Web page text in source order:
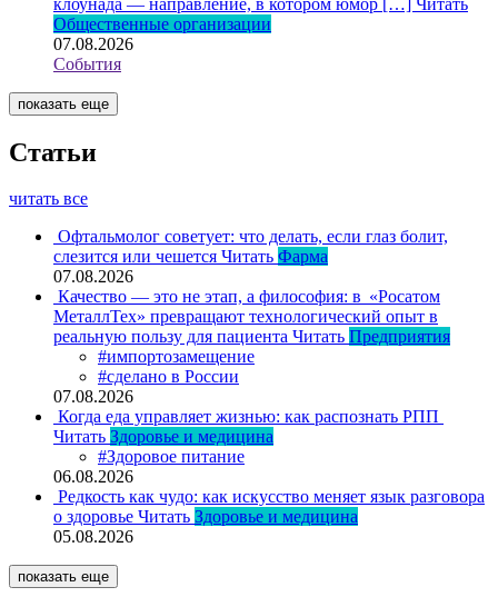
Общественные организации
07.08.2026
События
показать еще
Статьи
читать все
Офтальмолог советует: что делать, если глаз болит,
слезится или чешется Читать Фарма
07.08.2026
Качество — это не этап, а философия: в «Росатом
МеталлТех» превращают технологический опыт в
реальную пользу для пациента Читать Предприятия
#импортозамещение
#сделано в России
07.08.2026
Когда еда управляет жизнью: как распознать РПП
Читать Здоровье и медицина
#Здоровое питание
06.08.2026
Редкость как чудо: как искусство меняет язык разговора
о здоровье Читать Здоровье и медицина
05.08.2026
показать еще